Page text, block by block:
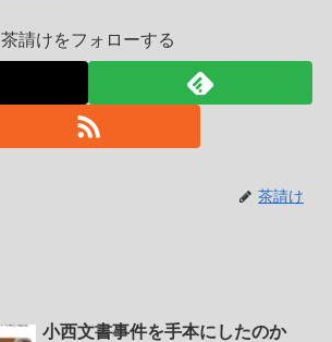
茶請けをフォローする
茶請け
小西文書事件を手本にしたのか